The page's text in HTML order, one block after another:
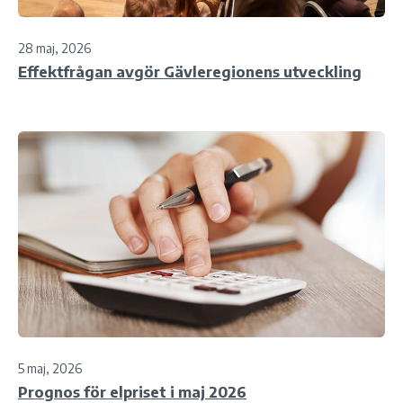
28 maj, 2026
Effektfrågan avgör Gävleregionens utveckling
5 maj, 2026
Prognos för elpriset i maj 2026